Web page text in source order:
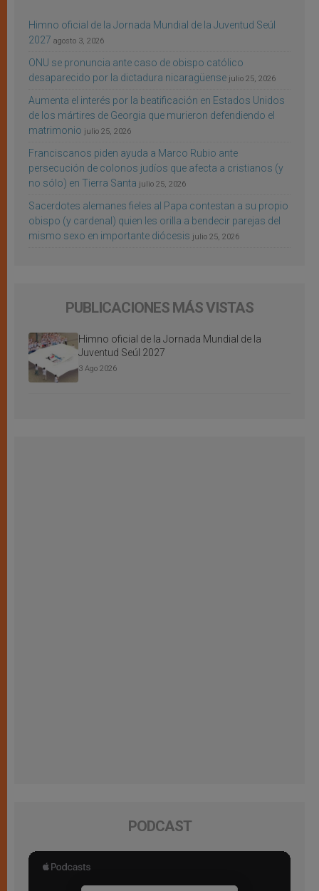
Himno oficial de la Jornada Mundial de la Juventud Seúl
2027 agosto 3, 2026
ONU se pronuncia ante caso de obispo católico
desaparecido por la dictadura nicaragüense julio 25, 2026
Aumenta el interés por la beatificación en Estados Unidos
de los mártires de Georgia que murieron defendiendo el
matrimonio julio 25, 2026
Franciscanos piden ayuda a Marco Rubio ante
persecución de colonos judíos que afecta a cristianos (y
no sólo) en Tierra Santa julio 25, 2026
Sacerdotes alemanes fieles al Papa contestan a su propio
obispo (y cardenal) quien les orilla a bendecir parejas del
mismo sexo en importante diócesis julio 25, 2026
PUBLICACIONES MÁS VISTAS
Himno oficial de la Jornada Mundial de la
Juventud Seúl 2027
3 Ago 2026
PODCAST